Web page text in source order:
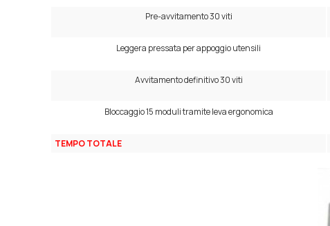
Pre-avvitamento 30 viti
Leggera pressata per appoggio utensili
Avvitamento definitivo 30 viti
Bloccaggio 15 moduli tramite leva ergonomica
TEMPO TOTALE